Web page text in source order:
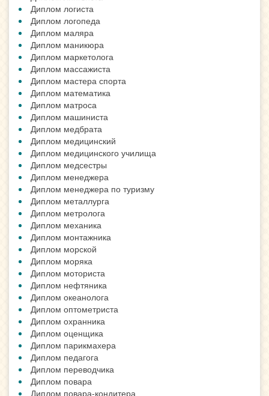
Диплом логиста
Диплом логопеда
Диплом маляра
Диплом маникюра
Диплом маркетолога
Диплом массажиста
Диплом мастера спорта
Диплом математика
Диплом матроса
Диплом машиниста
Диплом медбрата
Диплом медицинский
Диплом медицинского училища
Диплом медсестры
Диплом менеджера
Диплом менеджера по туризму
Диплом металлурга
Диплом метролога
Диплом механика
Диплом монтажника
Диплом морской
Диплом моряка
Диплом моториста
Диплом нефтяника
Диплом океанолога
Диплом оптометриста
Диплом охранника
Диплом оценщика
Диплом парикмахера
Диплом педагога
Диплом переводчика
Диплом повара
Диплом повара-кондитера